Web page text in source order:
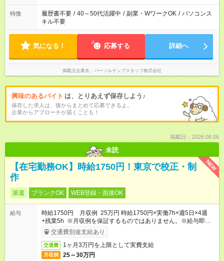
特徴 履歴書不要 / 40～50代活躍中 / 副業・WワークOK / パソコンス
キル不要
気になる！ 応募する 詳細へ
掲載元企業名 パーソルテンプスタッフ株式会社
興味のあるバイト は、とりあえず保存しよう♪
保存した求人は、後からまとめて応募できるよ。
企業からアプローチが届くことも！
掲載日：2026.08.06
未読
NEW
【在宅勤務OK】時給1750円！東京で校正・制
作
派遣 ブランクOK WEB登録・面接OK
給与
時給1750円 月収例 25万円 時給1750円×実働7h×週5日×4週
+残業5h ※月収例を保証するものではありません。※給与即受取
りサービス利用可（利用条件有）
交通費別途支給あり
交通費 1ヶ月3万円を上限として実費支給
月収例 25～30万円